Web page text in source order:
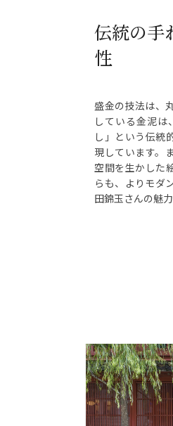
伝統の手
性
盛金の技法は、
している金泥
し」という伝統
現しています。
空間を生かした
らも、よりモダ
田錦玉さんの魅力